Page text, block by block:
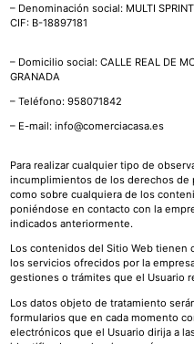
– Denominación social: MULTI
CIF: B-18897181
– Domicilio social: CALLE REAL DE
GRANADA
– Teléfono: 958071842
– E-mail: info@comerciacasa.es
Para realizar cualquier tipo de
incumplimientos de los derechos
como sobre cualquiera de los
poniéndose en contacto con la
indicados anteriormente.
Los contenidos del Sitio Web tienen
los servicios ofrecidos por la
gestiones o trámites que el Usuario
Los datos objeto de tratamiento
formularios que en cada momento
electrónicos que el Usuario dirija a